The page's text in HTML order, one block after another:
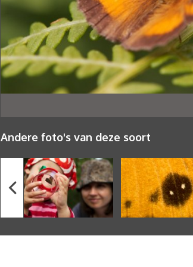
Andere foto's van deze soort